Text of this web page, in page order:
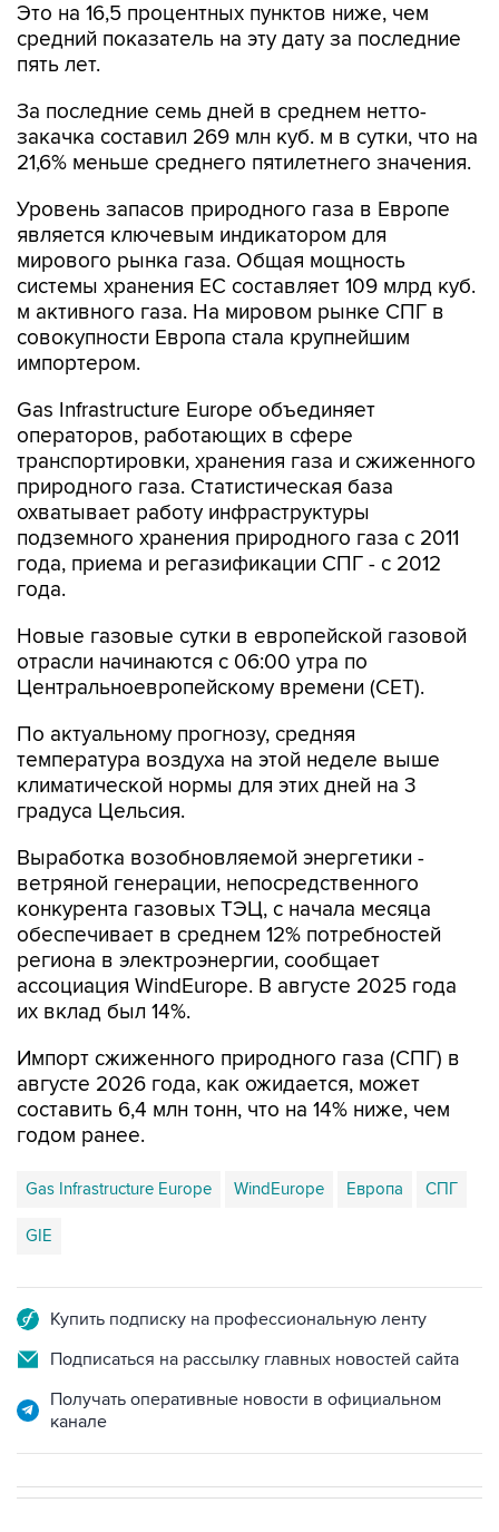
Это на 16,5 процентных пунктов ниже, чем
средний показатель на эту дату за последние
пять лет.
За последние семь дней в среднем нетто-
закачка составил 269 млн куб. м в сутки, что на
21,6% меньше среднего пятилетнего значения.
Уровень запасов природного газа в Европе
является ключевым индикатором для
мирового рынка газа. Общая мощность
системы хранения ЕС составляет 109 млрд куб.
м активного газа. На мировом рынке СПГ в
совокупности Европа стала крупнейшим
импортером.
Gas Infrastructure Europe объединяет
операторов, работающих в сфере
транспортировки, хранения газа и сжиженного
природного газа. Статистическая база
охватывает работу инфраструктуры
подземного хранения природного газа с 2011
года, приема и регазификации СПГ - с 2012
года.
Новые газовые сутки в европейской газовой
отрасли начинаются c 06:00 утра по
Центральноевропейскому времени (CET).
По актуальному прогнозу, средняя
температура воздуха на этой неделе выше
климатической нормы для этих дней на 3
градуса Цельсия.
Выработка возобновляемой энергетики -
ветряной генерации, непосредственного
конкурента газовых ТЭЦ, с начала месяца
обеспечивает в среднем 12% потребностей
региона в электроэнергии, сообщает
ассоциация WindEurope. В августе 2025 года
их вклад был 14%.
Импорт сжиженного природного газа (СПГ) в
августе 2026 года, как ожидается, может
составить 6,4 млн тонн, что на 14% ниже, чем
годом ранее.
Gas Infrastructure Europe WindEurope Европа СПГ
GIE
Купить подписку на профессиональную ленту
Подписаться на рассылку главных новостей сайта
Получать оперативные новости в официальном
канале